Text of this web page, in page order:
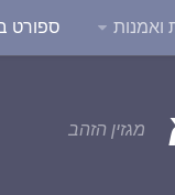
ואמנות ספורט
מגזין הזהב